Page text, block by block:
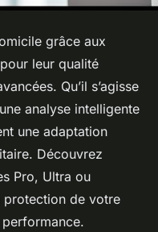
grâce aux
leur qualité
Qu’il s’agisse
analyse intelligente
une adaptation
Découvrez
Pro, Ultra ou
protection de votre